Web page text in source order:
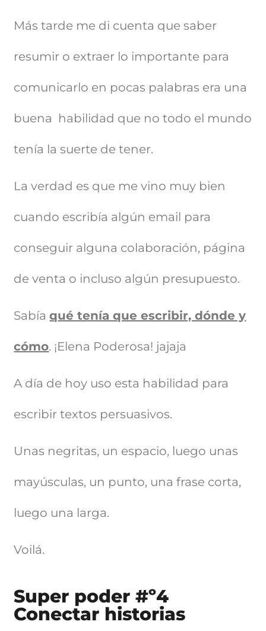
Más tarde me di cuenta que saber
resumir o extraer lo importante para
comunicarlo en pocas palabras era una
buena habilidad que no todo el mundo
tenía la suerte de tener.
La verdad es que me vino muy bien
cuando escribía algún email para
conseguir alguna colaboración, página
de venta o incluso algún presupuesto.
Sabíaqué tenía que escribir, dónde y
cómo. ¡Elena Poderosa! jajaja
A día de hoy uso esta habilidad para
escribir textos persuasivos.
Unas negritas, un espacio, luego unas
mayúsculas, un punto, una frase corta,
luego una larga.
Voilá.
Super poder #º4
Conectar historias